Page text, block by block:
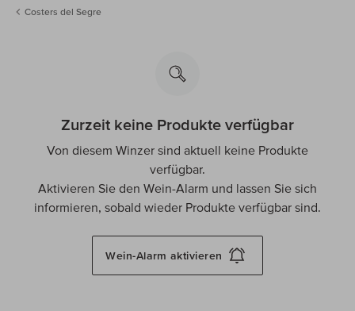
Costers del Segre
Zurzeit keine Produkte verfügbar
Von diesem Winzer sind aktuell keine Produkte
verfügbar.
Aktivieren Sie den Wein-Alarm und lassen Sie sich
informieren, sobald wieder Produkte verfügbar sind.
Wein-Alarm aktivieren